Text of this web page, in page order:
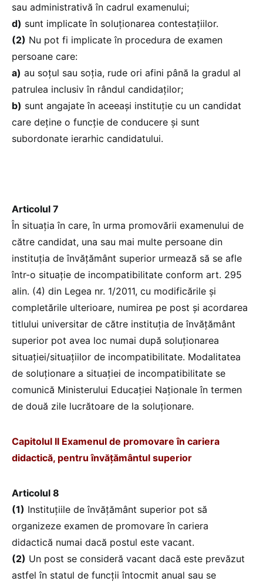
sau administrativă în cadrul examenului;
d) sunt implicate în soluționarea contestațiilor.
(2) Nu pot fi implicate în procedura de examen
persoane care:
a) au soțul sau soția, rude ori afini până la gradul al
patrulea inclusiv în rândul candidaților;
b) sunt angajate în aceeași instituție cu un candidat
care deține o funcție de conducere și sunt
subordonate ierarhic candidatului.
Articolul 7
În situația în care, în urma promovării examenului de
către candidat, una sau mai multe persoane din
instituția de învățământ superior urmează să se afle
într-o situație de incompatibilitate conform art. 295
alin. (4) din Legea nr. 1/2011, cu modificările și
completările ulterioare, numirea pe post și acordarea
titlului universitar de către instituția de învățământ
superior pot avea loc numai după soluționarea
situației/situațiilor de incompatibilitate. Modalitatea
de soluționare a situației de incompatibilitate se
comunică Ministerului Educației Naționale în termen
de două zile lucrătoare de la soluționare.
Capitolul II Examenul de promovare în cariera
didactică, pentru învățământul superior
Articolul 8
(1) Instituțiile de învățământ superior pot să
organizeze examen de promovare în cariera
didactică numai dacă postul este vacant.
(2) Un post se consideră vacant dacă este prevăzut
astfel în statul de funcții întocmit anual sau se